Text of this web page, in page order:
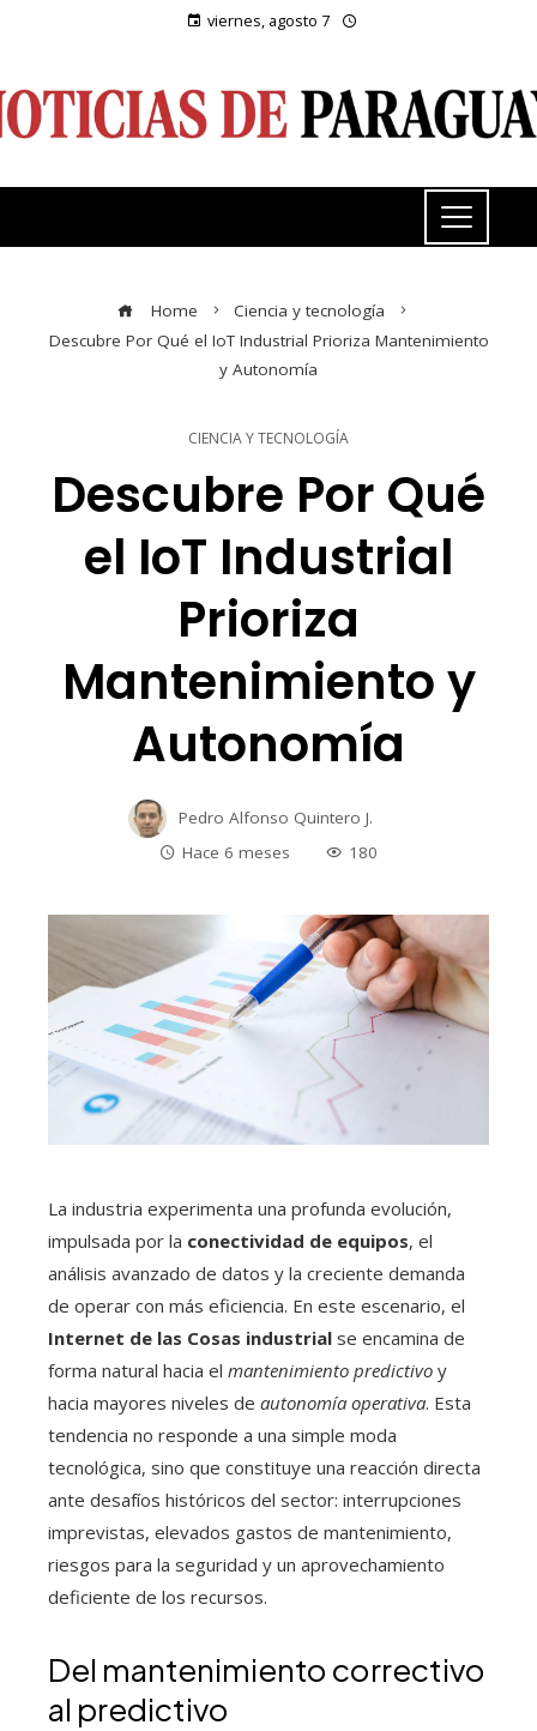
viernes, agosto 7
Home
Ciencia y tecnología
Descubre Por Qué el IoT Industrial Prioriza Mantenimiento
y Autonomía
CIENCIA Y TECNOLOGÍA
Descubre Por Qué
el IoT Industrial
Prioriza
Mantenimiento y
Autonomía
Pedro Alfonso Quintero J.
Hace 6 meses
180
La industria experimenta una profunda evolución,
impulsada por la conectividad de equipos, el
análisis avanzado de datos y la creciente demanda
de operar con más eficiencia. En este escenario, el
Internet de las Cosas industrial se encamina de
forma natural hacia el mantenimiento predictivo y
hacia mayores niveles de autonomía operativa. Esta
tendencia no responde a una simple moda
tecnológica, sino que constituye una reacción directa
ante desafíos históricos del sector: interrupciones
imprevistas, elevados gastos de mantenimiento,
riesgos para la seguridad y un aprovechamiento
deficiente de los recursos.
Del mantenimiento correctivo
al predictivo